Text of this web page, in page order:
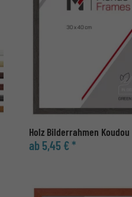
Holz Bilderrahmen Koudou
ab 5,45 € *